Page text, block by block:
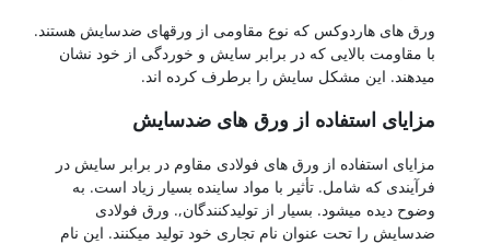
ورق های هاردوکس که نوع مقاومی از ورقهای ضدسایش هستند.
با مقاومت بالایی که در برابر سایش و خوردگی از خود نشان
میدهند. این مشکل سایش را برطرف کرده اند.
مزایای استفاده از ورق های ضدسایش
مزایای استفاده از ورق های فولادی مقاوم در برابر سایش در
فرآیندی که شامل. تأثیر با مواد ساینده بسیار زیاد است. به
وضوح دیده میشود. بسیار از تولیدکنندگان,. ورق فولادی
ضدسایش را تحت عنوان نام تجاری خود تولید میکنند. این نام